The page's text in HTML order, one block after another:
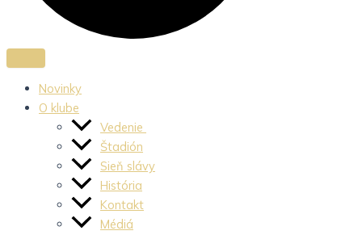
Novinky
O klube
Vedenie
Štadión
Sieň slávy
História
Kontakt
Médiá